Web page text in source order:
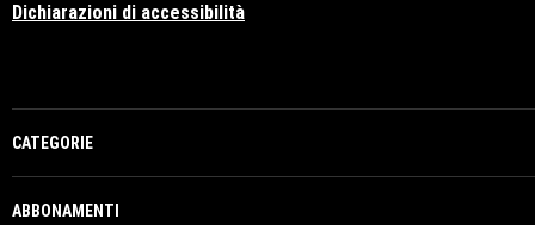
Dichiarazioni di accessibilità
CATEGORIE
ABBONAMENTI